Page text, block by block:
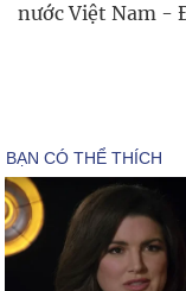
nước Việt Nam -